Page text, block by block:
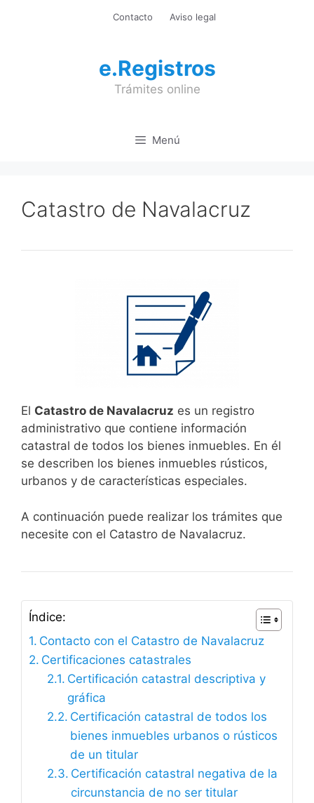
Contacto Aviso legal
e.Registros
Trámites online
Menú
Catastro de Navalacruz
El Catastro de Navalacruz es un registro
administrativo que contiene información
catastral de todos los bienes inmuebles. En él
se describen los bienes inmuebles rústicos,
urbanos y de características especiales.
A continuación puede realizar los trámites que
necesite con el Catastro de Navalacruz.
Índice:
Contacto con el Catastro de Navalacruz
Certificaciones catastrales
Certificación catastral descriptiva y
gráfica
Certificación catastral de todos los
bienes inmuebles urbanos o rústicos
de un titular
Certificación catastral negativa de la
circunstancia de no ser titular